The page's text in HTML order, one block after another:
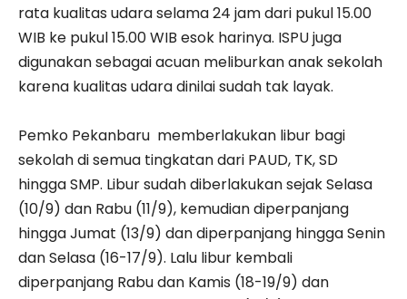
rata kualitas udara selama 24 jam dari pukul 15.00
WIB ke pukul 15.00 WIB esok harinya. ISPU juga
digunakan sebagai acuan meliburkan anak sekolah
karena kualitas udara dinilai sudah tak layak.
Pemko Pekanbaru memberlakukan libur bagi
sekolah di semua tingkatan dari PAUD, TK, SD
hingga SMP. Libur sudah diberlakukan sejak Selasa
(10/9) dan Rabu (11/9), kemudian diperpanjang
hingga Jumat (13/9) dan diperpanjang hingga Senin
dan Selasa (16-17/9). Lalu libur kembali
diperpanjang Rabu dan Kamis (18-19/9) dan